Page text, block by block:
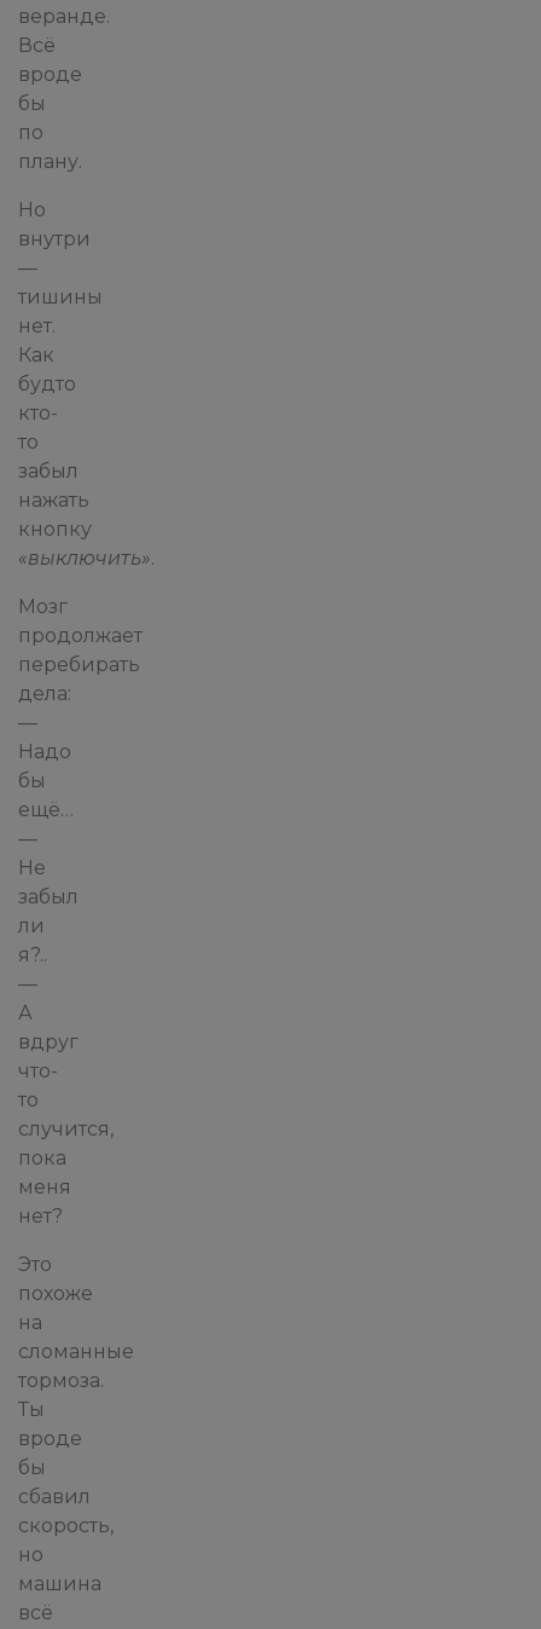
веранде.
Всё
вроде
бы
по
плану.
Но
внутри
—
тишины
нет.
Как
будто
кто-
то
забыл
нажать
кнопку
«выключить».
Мозг
продолжает
перебирать
дела:
—
Надо
бы
ещё…
—
Не
забыл
ли
я?..
—
А
вдруг
что-
то
случится,
пока
меня
нет?
Это
похоже
на
сломанные
тормоза.
Ты
вроде
бы
сбавил
скорость,
но
машина
всё